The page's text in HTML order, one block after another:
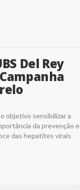
Del Rey
objetivo sensibilizar a
da prevenção e
das hepatites virais